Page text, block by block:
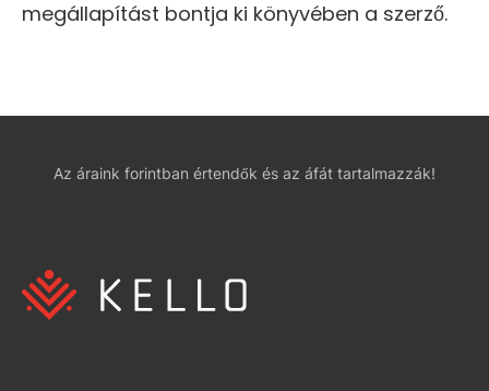
megállapítást bontja ki könyvében a szerző.
Az áraink forintban értendők és az áfát tartalmazzák!